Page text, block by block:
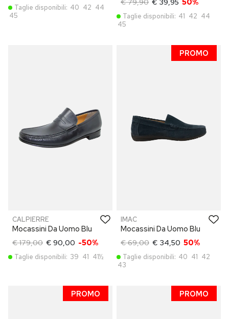
Taglie disponibili: 40 42 44
45
€ 79,90 € 39,95 50%
Taglie disponibili: 41 42 44
45
CALPIERRE
Mocassini Da Uomo Blu
€ 179,00 € 90,00 -50%
Taglie disponibili: 39 41 41½
PROMO
IMAC
Mocassini Da Uomo Blu
€ 69,00 € 34,50 50%
Taglie disponibili: 40 41 42
43
PROMO PROMO